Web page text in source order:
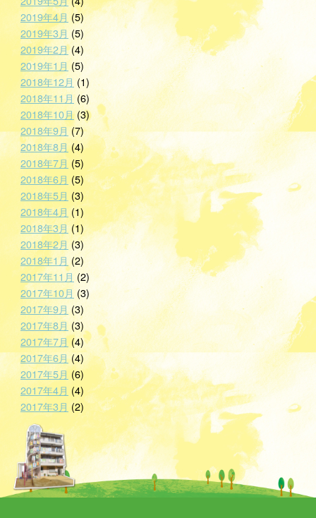
2019年4月 (5)
2019年3月 (5)
2019年2月(4)
2019年1月 (5)
2018年12月 (1)
2018年11月(6)
2018年10月(3)
2018年9月(7)
2018年8月(4)
2018年7月 (5)
2018年6月 (5)
2018年5月 (3)
2018年4月(1)
2018年3月(1)
2018年2月 (3)
2018年1月 (2)
2017年11月 (2)
2017年10月 (3)
2017年9月 (3)
2017年8月 (3)
2017年7月 (4)
2017年6月(4)
2017年5月 (6)
2017年4月 (4)
2017年3月 (2)